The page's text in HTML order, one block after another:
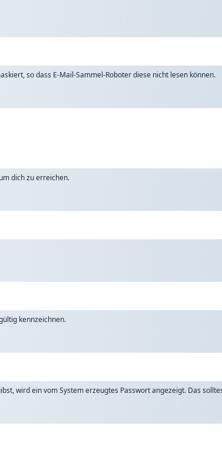
so dass E-Mail-Sammel-Roboter diese nicht lesen können.
dich zu erreichen.
kennzeichnen.
wird ein vom System erzeugtes Passwort angezeigt. Das